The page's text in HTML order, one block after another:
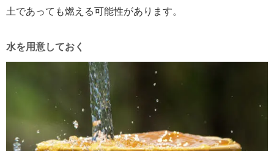
土であっても燃える可能性があります。
水を用意しておく